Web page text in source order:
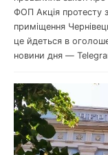
ФОП Акція протесту
приміщення
це йдеться в
новини дня —